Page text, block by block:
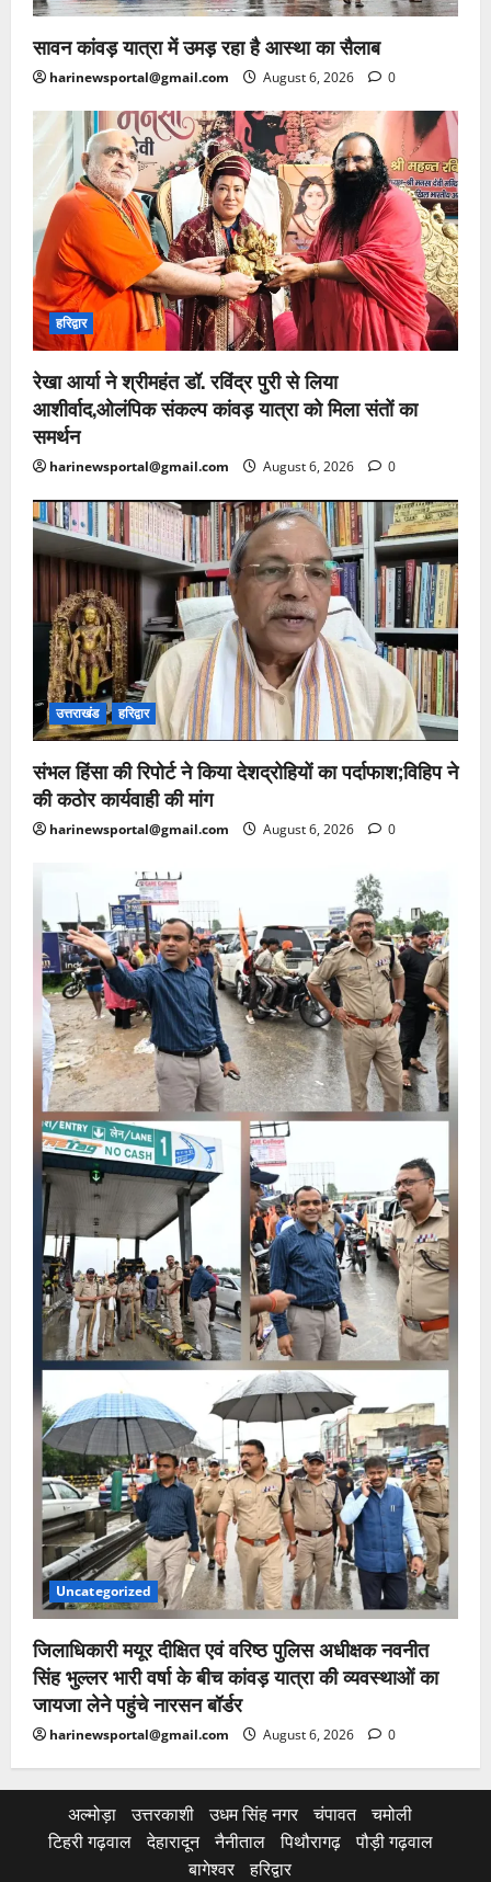
सावन कांवड़ यात्रा में उमड़ रहा है आस्था का सैलाब
harinewsportal@gmail.com August 6, 2026 0
हरिद्वार
रेखा आर्या ने श्रीमहंत डॉ. रविंद्र पुरी से लिया
आशीर्वाद,ओलंपिक संकल्प कांवड़ यात्रा को मिला संतों का
समर्थन
harinewsportal@gmail.com August 6, 2026 0
उत्तराखंड हरिद्वार
संभल हिंसा की रिपोर्ट ने किया देशद्रोहियों का पर्दाफाश;विहिप ने
की कठोर कार्यवाही की मांग
harinewsportal@gmail.com August 6, 2026 0
Uncategorized
जिलाधिकारी मयूर दीक्षित एवं वरिष्ठ पुलिस अधीक्षक नवनीत
सिंह भुल्लर भारी वर्षा के बीच कांवड़ यात्रा की व्यवस्थाओं का
जायजा लेने पहुंचे नारसन बॉर्डर
harinewsportal@gmail.com August 6, 2026 0
अल्मोड़ा उत्तरकाशी उधम सिंह नगर चंपावत
चमोली
टिहरी गढ़वाल
देहारादून नैनीताल पिथौरागढ़
पौड़ी गढ़वाल
बागेश्वर
हरिद्वार